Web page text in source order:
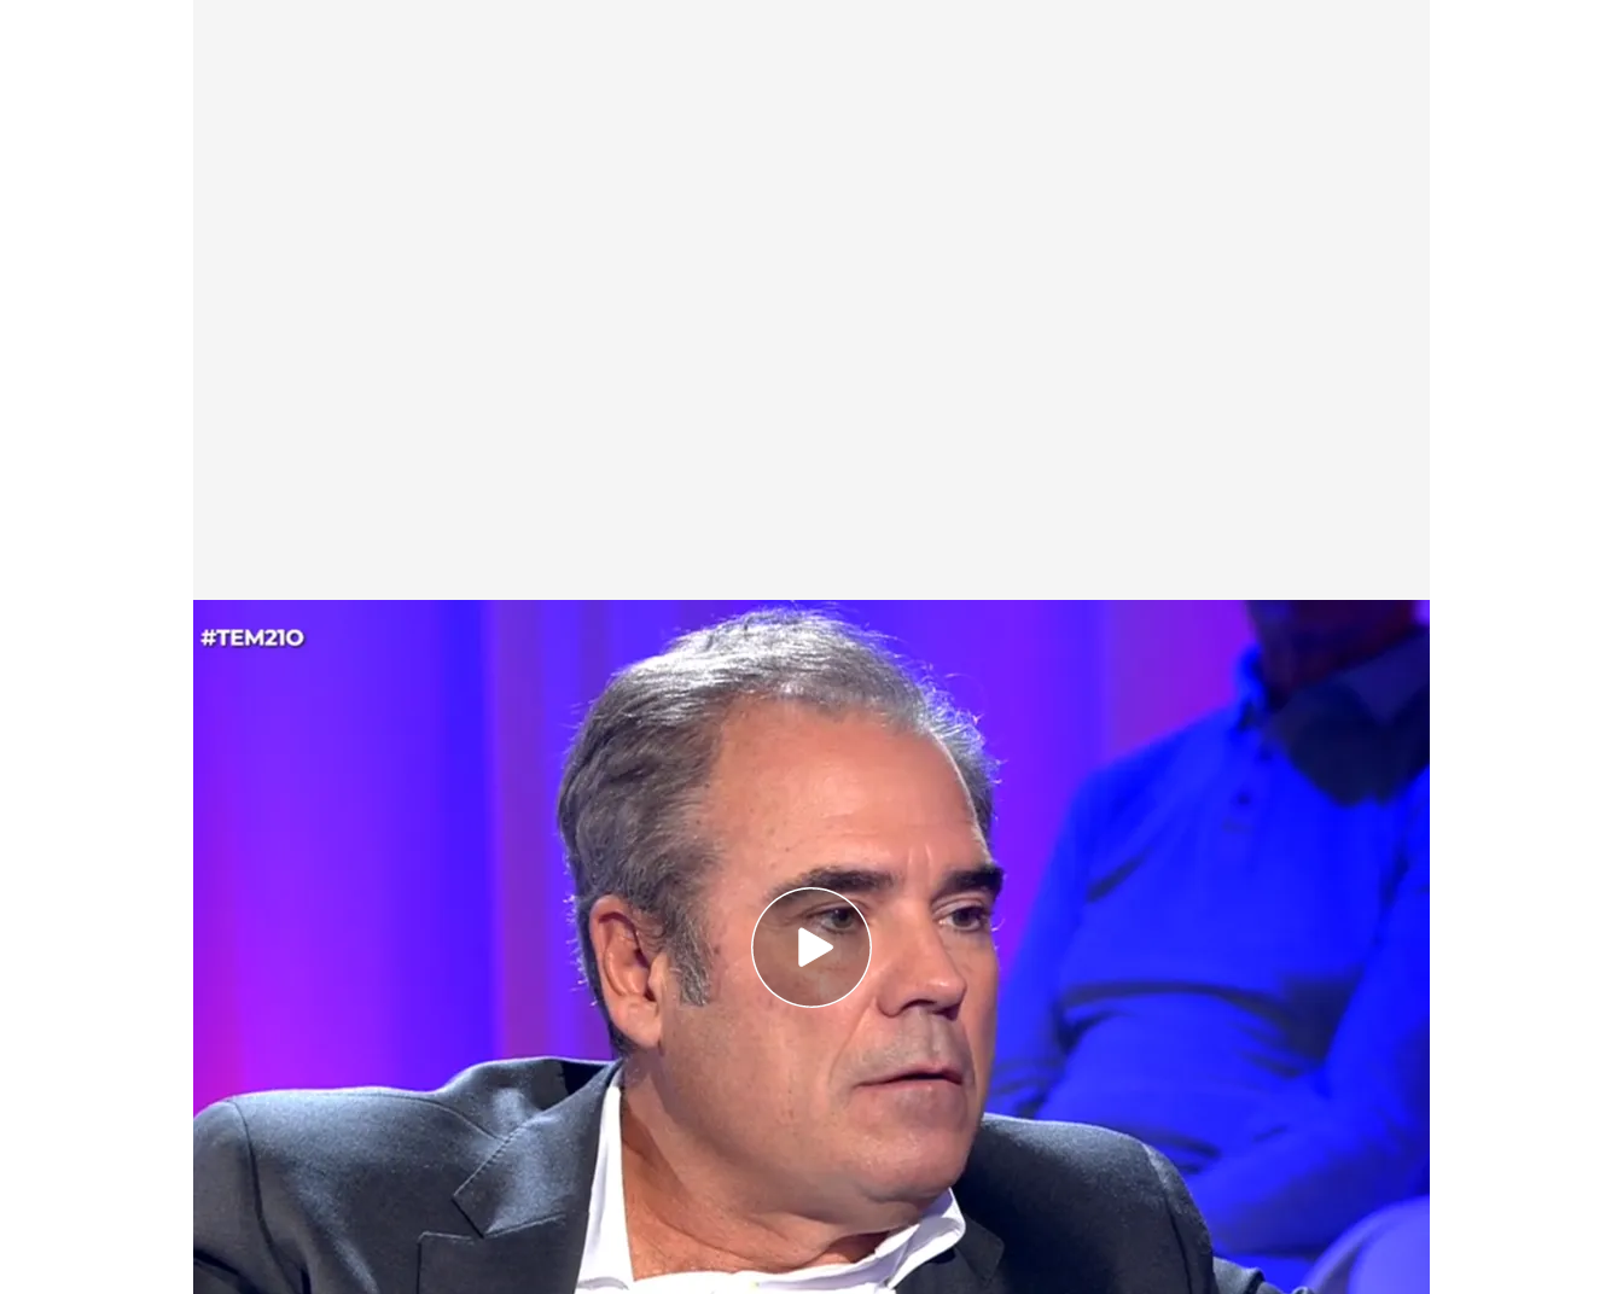
'Todo es mentira'
Javier Pérez Dolset se sienta en el chester de 'Todo es mentira' para
responder a las preguntas de Risto Mejide sobre la presunta extorsión
Pérez Dolset responde al contundente mensaje que el comisario
Villarejo envía a 'Todo es mentira': "No le gusta que indaguen"
Después de que 'El Mundo' acusara a Javier Pérez Dolset y Leire Díez de
haber ofrecido información al Sabadell contra el BBVA en plena OPA y la
periodista Patricia López lo desmintiese en el programa de Risto Mejide
'El Confidencial'
da un paso más allá en el caso yacusaa los implicados de
haberles extorsionado pidiéndoles un millón de euros a cambio de dicha
información
con un modus operandi similar al que se pudo escuchar en